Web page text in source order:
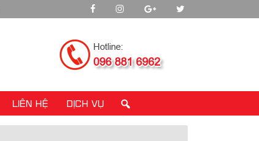
Hotline:
096 881 6962
LIÊN HỆ DỊCH VỤ